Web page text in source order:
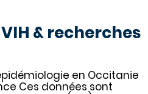
& recherches
en Occitanie
Ces données sont